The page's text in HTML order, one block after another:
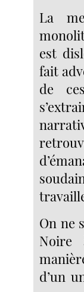
La
est
fait
de
On ne
Noire
d’un